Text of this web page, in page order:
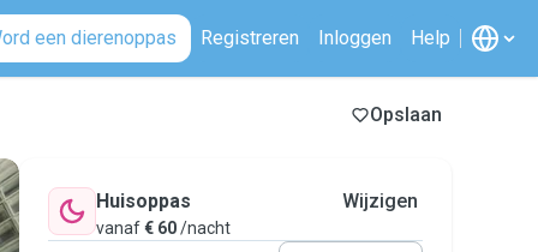
een dierenoppas Registreren Inloggen Help
Opslaan
Huisoppas
vanaf€ 60/nacht
Wijzigen